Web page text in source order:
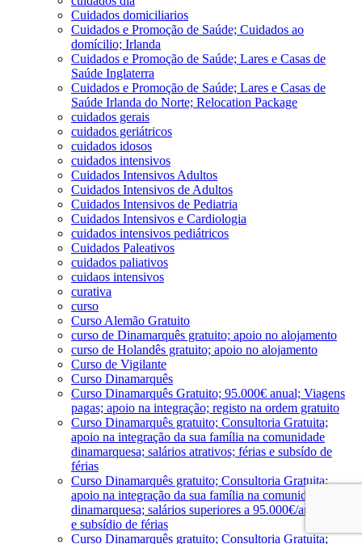
Cuidados domiciliarios
Cuidados e Promoção de Saúde; Cuidados ao
domícilio; Irlanda
Cuidados e Promoção de Saúde; Lares e Casas de
Saúde Inglaterra
Cuidados e Promoção de Saúde; Lares e Casas de
Saúde Irlanda do Norte; Relocation Package
cuidados gerais
cuidados geriátricos
cuidados idosos
cuidados intensivos
Cuidados Intensivos Adultos
Cuidados Intensivos de Adultos
Cuidados Intensivos de Pediatria
Cuidados Intensivos e Cardiologia
cuidados intensivos pediátricos
Cuidados Paleativos
cuidados paliativos
cuidaos intensivos
curativa
curso
Curso Alemão Gratuito
curso de Dinamarquês gratuito; apoio no alojamento
curso de Holandês gratuito; apoio no alojamento
Curso de Vigilante
Curso Dinamarquês
Curso Dinamarquês Gratuito; 95.000€ anual; Viagens
pagas; apoio na integração; registo na ordem gratuito
Curso Dinamarquês gratuito; Consultoria Gratuita;
apoio na integração da sua família na comunidade
dinamarquesa; salários atrativos; férias e subsído de
férias
Curso Dinamarquês gratuito; Consultoria Gratuita;
apoio na integração da sua família na comunidade
dinamarquesa; salários superiores a 95.000€/ano; férias
e subsídio de férias
Curso Dinamarquês gratuito; Consultoria Gratuita;